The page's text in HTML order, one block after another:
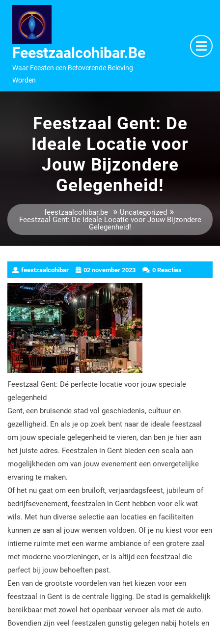
inhoud
Feestzaalcohibar.be
Waar Feesten een Betoverende Beleving
Worden
Feestzaal Gent: De
Ideale Locatie voor
Jouw Bijzondere
Gelegenheid!
feestzaalcohibar.be» Uncategorized»
Feestzaal Gent: De Ideale Locatie voor Jouw Bijzondere
Gelegenheid!
feestzaalcohibar 02 november 2023 0 Reacties
Feestzaal Gent: Dé perfecte locatie voor jouw speciale
gelegenheid
Gent, een bruisende stad vol geschiedenis, cultuur en
gezelligheid. En als je op zoek bent naar de ideale feestzaal
om jouw speciale gelegenheid te vieren, dan ben je hier aan
het juiste adres. Feestzalen in Gent bieden een scala aan
mogelijkheden om van jouw evenement een onvergetelijke
ervaring te maken.
Of het nu gaat om een bruiloft, verjaardagsfeest, jubileum of
bedrijfsevenement, feestzalen in Gent hebben voor elk wat
wils. Met hun diverse selectie aan locaties en faciliteiten
kunnen ze aan al jouw wensen voldoen. Of je nu kiest voor een
intieme ruimte met een warme ambiance of een grotere zaal
met moderne voorzieningen, er is altijd een feestzaal die
perfect bij jouw behoeften past.
Een van de grootste voordelen van het kiezen voor een
feestzaal in Gent is de centrale ligging. De stad is gemakkelijk
bereikbaar met zowel het openbaar vervoer als met de auto.
Bovendien zijn veel feestzalen gunstig gelegen nabij hotels en